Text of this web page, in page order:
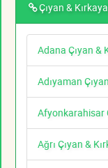
Çıyan &
Adana Çıyan &
Adıyaman
Afyonkarahisar
Ağrı Çıyan &